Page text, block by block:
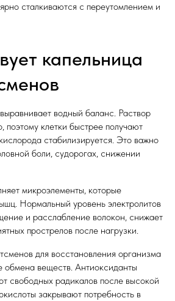
сталкиваются с переутомлением и
капельница
водный баланс. Раствор
поэтому клетки быстрее получают
стабилизируется. Это важно
боли, судорогах, снижении
микроэлементы, которые
Нормальный уровень электролитов
и расслабление волокон, снижает
прострелов после нагрузки.
для восстановления организма
обмена веществ. Антиоксиданты
свободных радикалов после высокой
закрывают потребность в